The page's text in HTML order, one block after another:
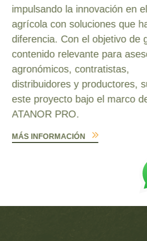
impulsando la innovación en
agrícola con soluciones que
diferencia. Con el objetivo de
contenido relevante para
agronómicos, contratistas,
distribuidores y productores,
este proyecto bajo el marco
ATANOR PRO.
MÁS INFORMACIÓN